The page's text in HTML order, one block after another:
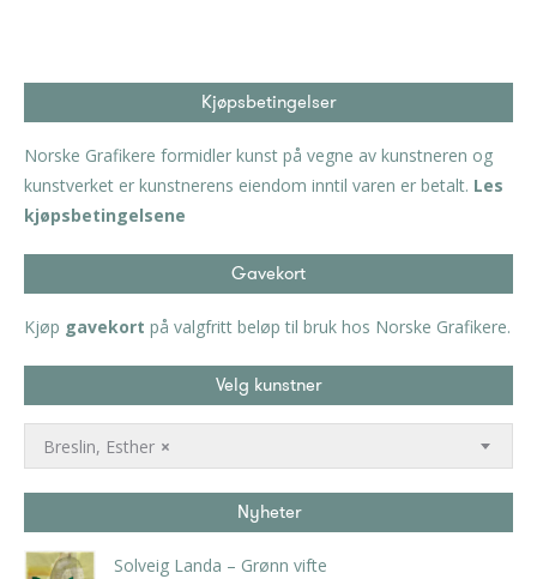
Kjøpsbetingelser
Norske Grafikere formidler kunst på vegne av kunstneren og
kunstverket er kunstnerens eiendom inntil varen er betalt. Les
kjøpsbetingelsene
Gavekort
Kjøp gavekort på valgfritt beløp til bruk hos Norske Grafikere.
Velg kunstner
×
Breslin, Esther
Nyheter
Solveig Landa – Grønn vifte